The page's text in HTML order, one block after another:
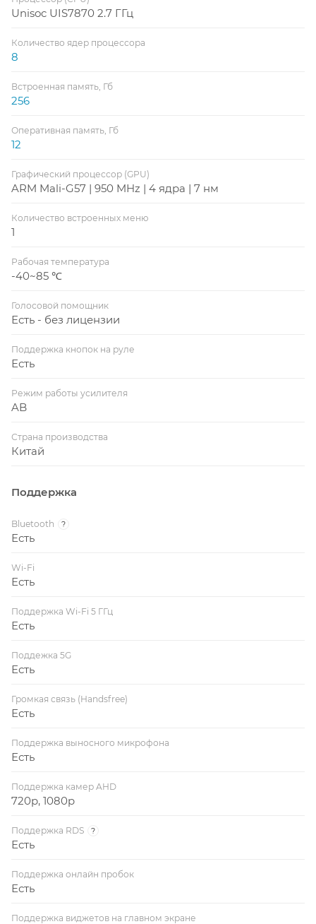
Unisoc UIS7870 2.7 ГГц
Количество ядер процессора
8
Встроенная память, Гб
256
Оперативная память, Гб
12
Графический процессор (GPU)
ARM Mali-G57 | 950 MHz | 4 ядра | 7 нм
Количество встроенных меню
1
Рабочая температура
-40~85 ℃
Голосовой помощник
Есть - без лицензии
Поддержка кнопок на руле
Есть
Режим работы усилителя
AB
Страна производства
Китай
Поддержка
Bluetooth ?
Есть
Wi-Fi
Есть
Поддержка Wi-Fi 5 ГГц
Есть
Поддежка 5G
Есть
Громкая связь (Handsfree)
Есть
Поддержка выносного микрофона
Есть
Поддержка камер AHD
720p, 1080p
Поддержка RDS ?
Есть
Поддержка онлайн пробок
Есть
Поддержка виджетов на главном экране